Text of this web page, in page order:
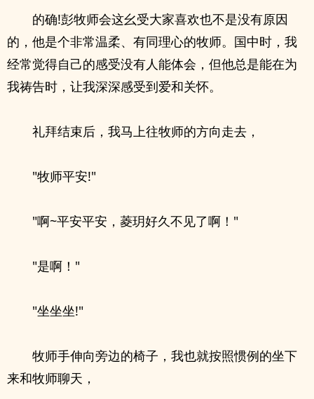
的确!彭牧师会这幺受大家喜欢也不是没有原因
的，他是个非常温柔、有同理心的牧师。国中时，我
经常觉得自己的感受没有人能体会，但他总是能在为
我祷告时，让我深深感受到爱和关怀。
礼拜结束后，我马上往牧师的方向走去，
"牧师平安!"
"啊~平安平安，菱玥好久不见了啊！"
"是啊！"
"坐坐坐!"
牧师手伸向旁边的椅子，我也就按照惯例的坐下
来和牧师聊天，